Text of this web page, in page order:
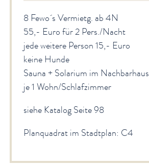
8 Fewo´s Vermietg. ab 4N
55,- Euro für 2 Pers./Nacht
jede weitere Person 15,- Euro
keine Hunde
Sauna + Solarium im Nachbarhaus
je 1 Wohn/Schlafzimmer
siehe Katalog Seite 98
Planquadrat im Stadtplan: C4